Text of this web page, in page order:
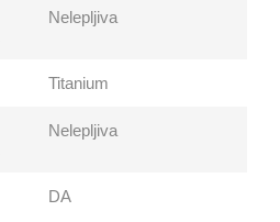
Nelepljiva
Titanium
Nelepljiva
DA